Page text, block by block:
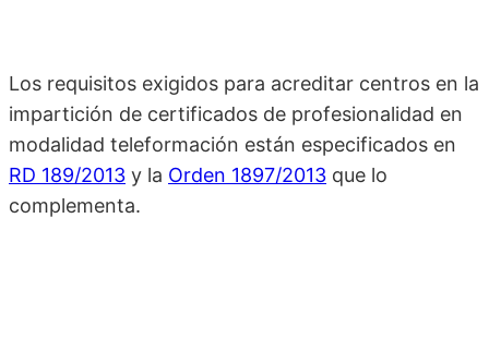
Los requisitos exigidos para acreditar centros en la
impartición de certificados de profesionalidad en
modalidad teleformación están especificados en
RD 189/2013 y la Orden 1897/2013 que lo
complementa.